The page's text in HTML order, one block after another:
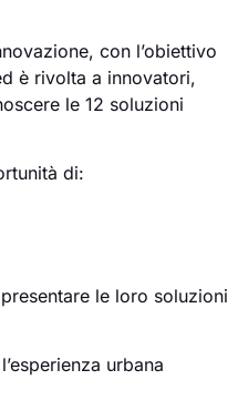
con l’obiettivo
è rivolta a innovatori,
le 12 soluzioni
di:
le loro soluzioni
urbana